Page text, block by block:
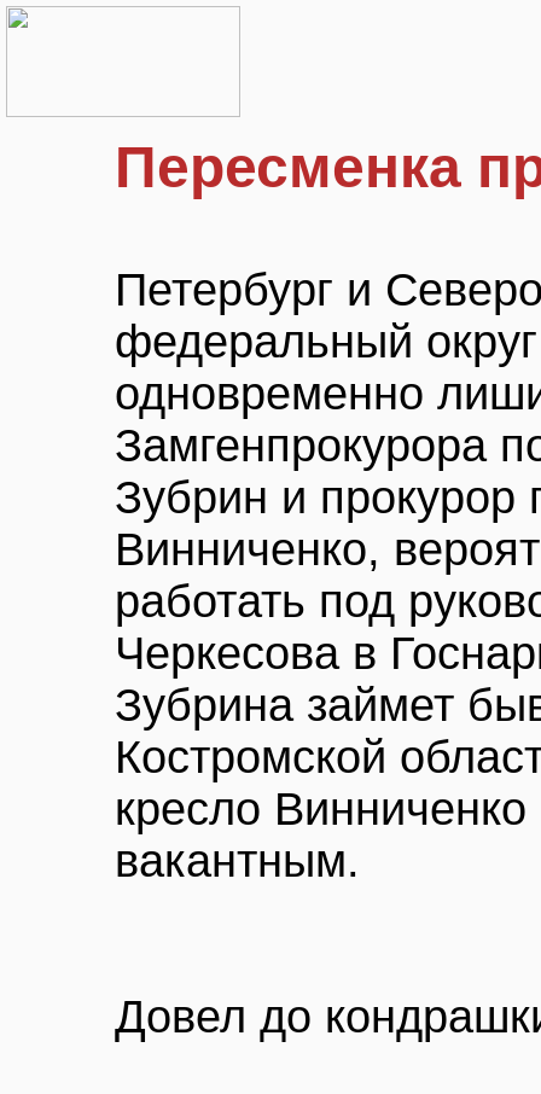
Пересменка
Петербург и
федеральный
одновременно
Замгенпрокурора
Зубрин и прокурор
Винниченко,
работать под
Черкесова в
Зубрина займет
Костромской
кресло Винниченко
вакантным.
Довел до